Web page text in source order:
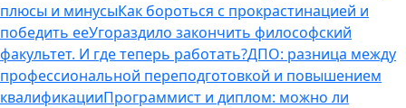
плюсы и минусыКак бороться с прокрастинацией и
победить ееУгораздило закончить философский
факультет. И где теперь работать?ДПО: разница между
профессиональной переподготовкой и повышением
квалификацииПрограммист и диплом: можно ли